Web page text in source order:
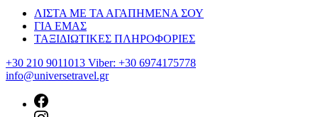
ΛΙΣΤΑ ΜΕ ΤΑ ΑΓΑΠΗΜΕΝΑ ΣΟΥ
ΓΙΑ ΕΜΑΣ
ΤΑΞΙΔΙΩΤΙΚΕΣ ΠΛΗΡΟΦΟΡΙΕΣ
+30 210 9011013 Viber: +30 6974175778
info@universetravel.gr